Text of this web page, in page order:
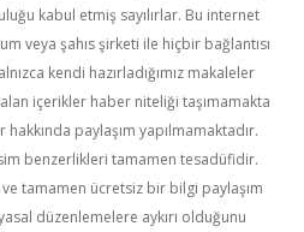
kabul etmiş sayılırlar. Bu internet
veya şahıs şirketi ile hiçbir bağlantısı
kendi hazırladığımız makaleler
içerikler haber niteliği taşımamakta
paylaşım yapılmamaktadır.
benzerlikleri tamamen tesadüfidir.
tamamen ücretsiz bir bilgi paylaşım
düzenlemelere aykırı olduğunu